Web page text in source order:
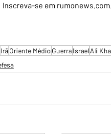
Inscreva-se em
IrãOriente Médio GuerraIsraelAli